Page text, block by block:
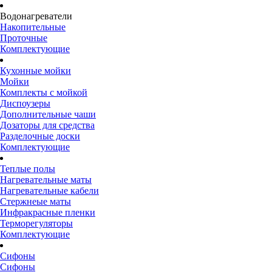
Водонагреватели
Накопительные
Проточные
Комплектующие
Кухонные мойки
Мойки
Комплекты с мойкой
Диспоузеры
Дополнительные чаши
Дозаторы для средства
Разделочные доски
Комплектующие
Теплые полы
Нагревательные маты
Нагревательные кабели
Стержнеые маты
Инфракрасные пленки
Терморегуляторы
Комплектующие
Сифоны
Сифоны